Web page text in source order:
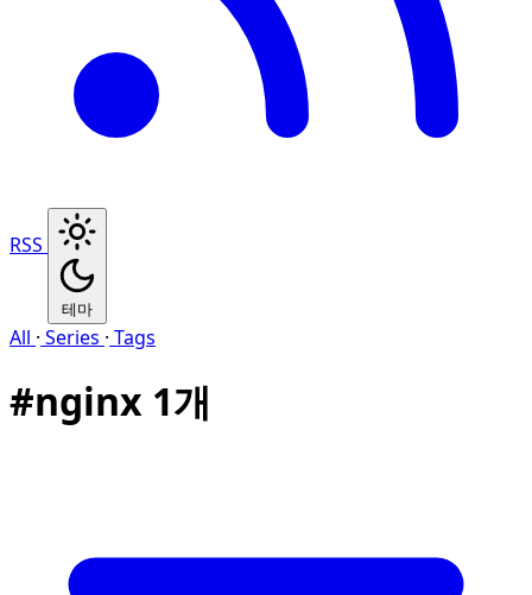
RSS
테마
All · Series · Tags
#nginx 1개